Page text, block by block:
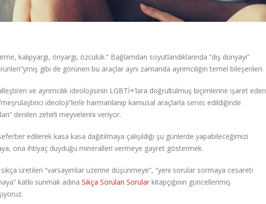
kalıpyargı, önyargı, özcülük.” Bağlamdan soyutlandıklarında “dış dünyayı”
gibi de görünen bu araçlar aynı zamanda ayrımcılığın temel bileşenleri.
ve ayrımcılık ideolojisinin LGBTİ+’lara doğrultulmuş biçimlerine işaret eden
ideoloji”lerle harmanlanıp kamusal araçlarla servis edildiğinde
denilen zehirli meyvelerini veriyor.
edilerek kasa kasa dağıtılmaya çalışıldığı şu günlerde yapabileceğimizi
ona ihtiyaç duyduğu mineralleri vermeye gayret göstermek.
üretilen “varsayımlar üzerine düşünmeye”, “yeni sorular sormaya cesareti
katkı sunmak adına Sıkça Sorulan Sorular kitapçığının güncellenmiş